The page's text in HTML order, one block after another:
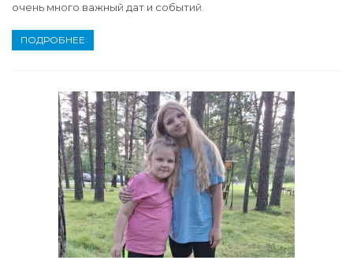
очень много важный дат и событий.
ПОДРОБНЕЕ